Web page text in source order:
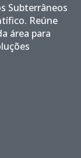
Subterrâneos
Reúne
área para